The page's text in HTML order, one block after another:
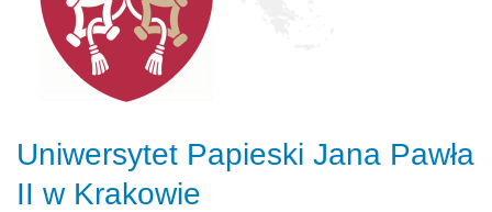
Uniwersytet Papieski Jana Pawła
II w Krakowie